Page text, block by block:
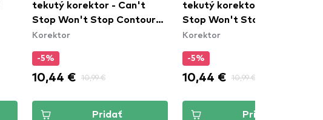
tekutý korektor - Can't
Stop Won't Stop Contour
Concealer - Mahogany
Korektor
-5%
10,44 € 10,99 €
Pridať
tekutý korektor - Can't
Stop Won't Stop Contour
Concealer - Beige
Korektor
-5%
10,44 € 10,99 €
Pridať